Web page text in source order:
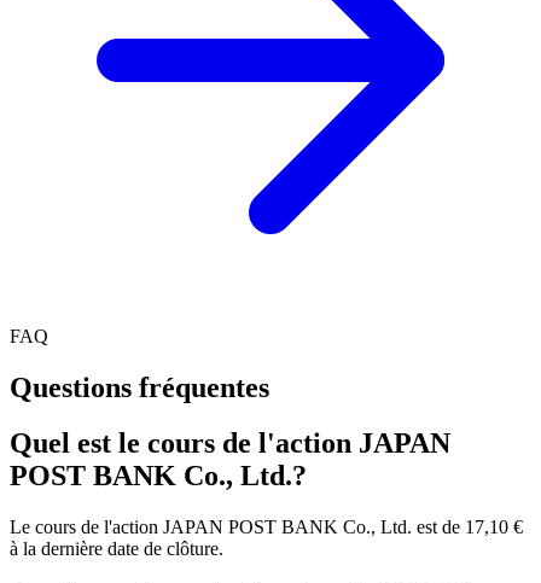
FAQ
Questions fréquentes
Quel est le cours de l'action JAPAN
POST BANK Co., Ltd.?
Le cours de l'action JAPAN POST BANK Co., Ltd. est de 17,10 €
à la dernière date de clôture.